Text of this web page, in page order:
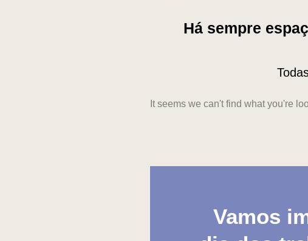
Há sempre
It seems we can't find what you're
Vamos